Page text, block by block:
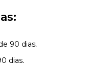
90 dias.
dias.